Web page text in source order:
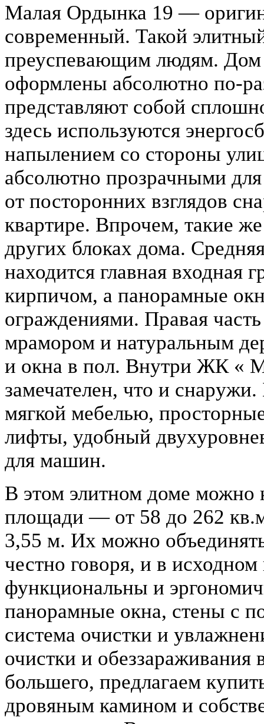
Малая Ордынка 19 —
современный. Такой
преуспевающим людям. Дом
оформлены абсолютно по-
представляют собой
здесь используются
напылением со стороны
абсолютно прозрачными
от посторонних взглядов
квартире. Впрочем, такие
других блоках дома.
находится главная входная
кирпичом, а панорамные
ограждениями. Правая
мрамором и натуральным
и окна в пол. Внутри ЖК «
замечателен, что и
мягкой мебелью,
лифты, удобный
для машин.
В этом элитном доме можно
площади — от 58 до 262
3,55 м. Их можно
честно говоря, и в
функциональны и
панорамные окна, стены с
система очистки и
очистки и обеззараживания
большего, предлагаем
дровяным камином и